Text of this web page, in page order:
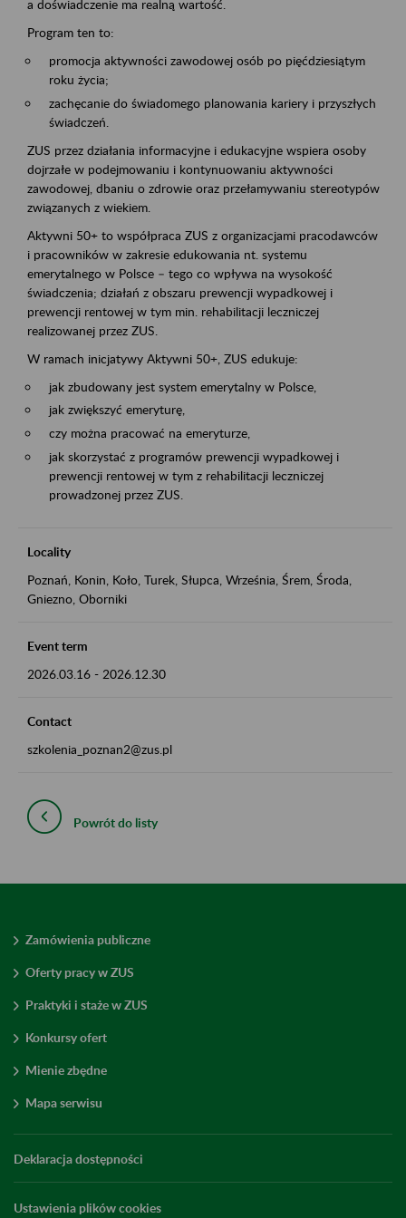
a doświadczenie ma realną wartość.
Program ten to:
promocja aktywności zawodowej osób po pięćdziesiątym
roku życia;
zachęcanie do świadomego planowania kariery i przyszłych
świadczeń.
ZUS przez działania informacyjne i edukacyjne wspiera osoby
dojrzałe w podejmowaniu i kontynuowaniu aktywności
zawodowej, dbaniu o zdrowie oraz przełamywaniu stereotypów
związanych z wiekiem.
Aktywni 50+ to współpraca ZUS z organizacjami pracodawców
i pracowników w zakresie edukowania nt. systemu
emerytalnego w Polsce – tego co wpływa na wysokość
świadczenia; działań z obszaru prewencji wypadkowej i
prewencji rentowej w tym min. rehabilitacji leczniczej
realizowanej przez ZUS.
W ramach inicjatywy Aktywni 50+, ZUS edukuje:
jak zbudowany jest system emerytalny w Polsce,
jak zwiększyć emeryturę,
czy można pracować na emeryturze,
jak skorzystać z programów prewencji wypadkowej i
prewencji rentowej w tym z rehabilitacji leczniczej
prowadzonej przez ZUS.
Locality
Poznań, Konin, Koło, Turek, Słupca, Września, Śrem, Środa,
Gniezno, Oborniki
Event term
2026.03.16 - 2026.12.30
Contact
szkolenia_poznan2@zus.pl
Powrót do listy
Zamówienia publiczne
Oferty pracy w ZUS
Praktyki i staże w ZUS
Konkursy ofert
Mienie zbędne
Mapa serwisu
Deklaracja dostępności
Ustawienia plików cookies